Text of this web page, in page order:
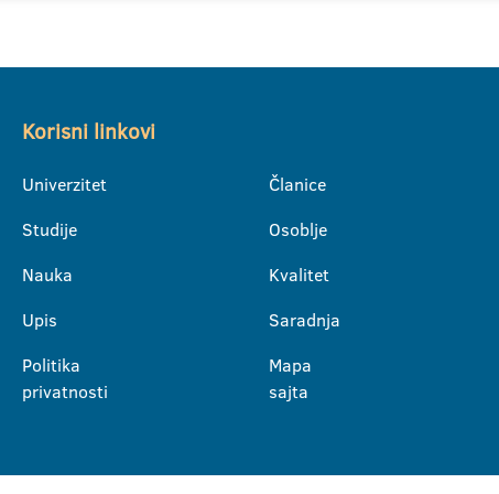
Korisni linkovi
Univerzitet
Studije
Nauka
Upis
Politika
privatnosti
Članice
Osoblje
Kvalitet
Saradnja
Mapa
sajta